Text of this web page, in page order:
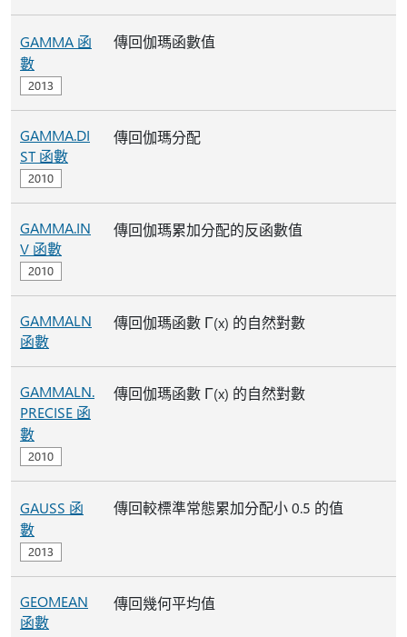
GAMMA 函
數
傳回伽瑪函數值
GAMMA.DI
ST 函數
傳回伽瑪分配
GAMMA.IN
V 函數
傳回伽瑪累加分配的反函數值
GAMMALN
函數
傳回伽瑪函數 Γ(x) 的自然對數
GAMMALN.
PRECISE 函
數
傳回伽瑪函數 Γ(x) 的自然對數
GAUSS 函
數
傳回較標準常態累加分配小 0.5 的值
GEOMEAN
函數
傳回幾何平均值